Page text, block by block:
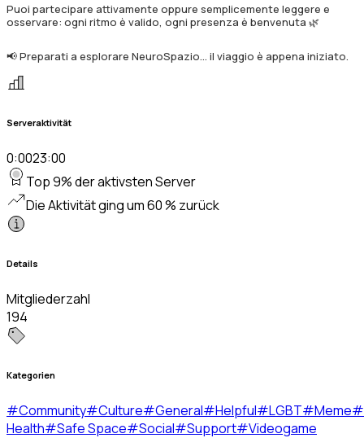
Puoi partecipare attivamente oppure semplicemente leggere e
osservare: ogni ritmo è valido, ogni presenza è benvenuta 🌿
📢 Preparati a esplorare NeuroSpazio… il viaggio è appena iniziato.
Serveraktivität
0:0023:00
Top 9% der aktivsten Server
Die Aktivität ging um 60 % zurück
Details
Mitgliederzahl
194
Kategorien
#Community#Culture#General#Helpful#LGBT#Meme#
Health#Safe Space#Social#Support#Videogame